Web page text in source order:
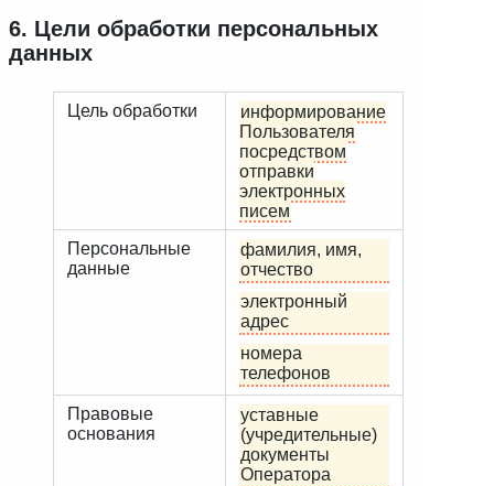
6. Цели обработки персональных
данных
Цель обработки
информирование
Пользователя
посредством
отправки
электронных
писем
Персональные
данные
фамилия, имя,
отчество
электронный
адрес
номера
телефонов
Правовые
основания
уставные
(учредительные)
документы
Оператора